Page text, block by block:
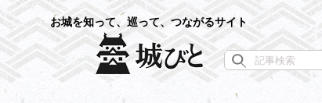
お城を知って、巡って、つながるサイト